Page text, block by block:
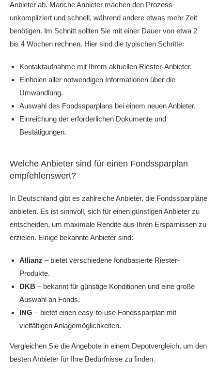
Anbieter ab. Manche Anbieter machen den Prozess
unkompliziert und schnell, während andere etwas mehr Zeit
benötigen. Im Schnitt sollten Sie mit einer Dauer von etwa 2
bis 4 Wochen rechnen. Hier sind die typischen Schritte:
Kontaktaufnahme mit Ihrem aktuellen Riester-Anbieter.
Einholen aller notwendigen Informationen über die
Umwandlung.
Auswahl des Fondssparplans bei einem neuen Anbieter.
Einreichung der erforderlichen Dokumente und
Bestätigungen.
Welche Anbieter sind für einen Fondssparplan
empfehlenswert?
In Deutschland gibt es zahlreiche Anbieter, die Fondssparpläne
anbieten. Es ist sinnvoll, sich für einen günstigen Anbieter zu
entscheiden, um maximale Rendite aus Ihren Ersparnissen zu
erzielen. Einige bekannte Anbieter sind:
Allianz – bietet verschiedene fondbasierte Riester-
Produkte.
DKB – bekannt für günstige Konditionen und eine große
Auswahl an Fonds.
ING – bietet einen easy-to-use Fondssparplan mit
vielfältigen Anlagemöglichkeiten.
Vergleichen Sie die Angebote in einem Depotvergleich, um den
besten Anbieter für Ihre Bedürfnisse zu finden.